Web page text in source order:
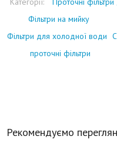
Фільтри на мийку
Фільтри для холодної води
проточні фільтри
Рекомендуємо